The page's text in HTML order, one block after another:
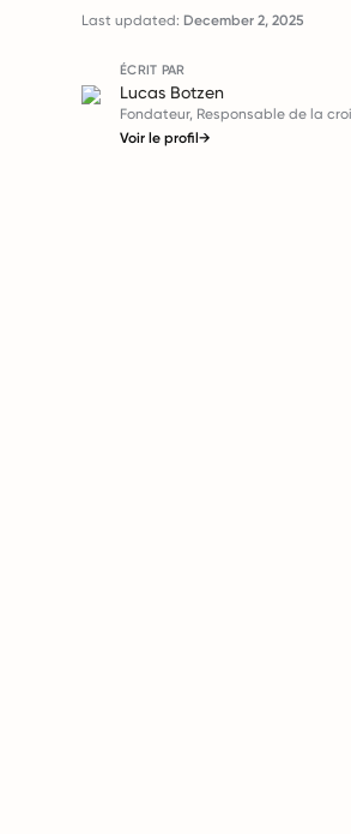
Last updated: December 2, 2025
ÉCRIT PAR
Lucas Botzen
Fondateur, Responsable de la
Voir le profil→